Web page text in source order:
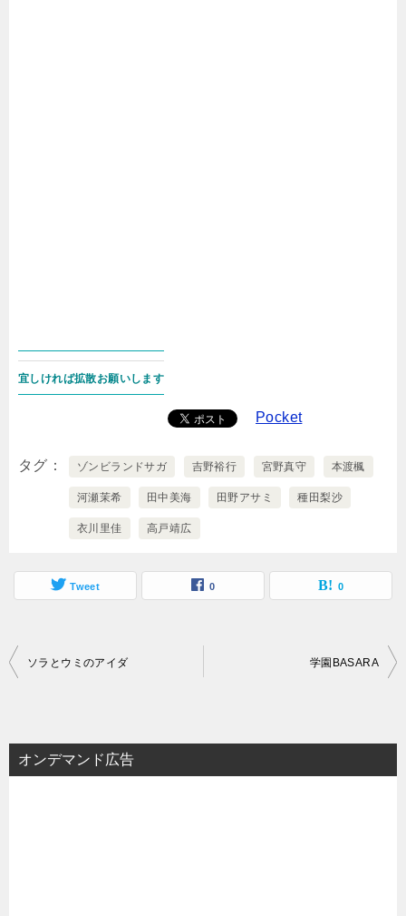
宜しければ拡散お願いします
Pocket
タグ ゾンビランドサガ 吉野裕行 宮野真守 本渡楓
河瀬茉希 田中美海 田野アサミ 種田梨沙
衣川里佳 高戸靖広
Tweet 0 0
投
ビ
ゲ
ソラとウミのアイダ 学園BASARA
オンデマンド広告